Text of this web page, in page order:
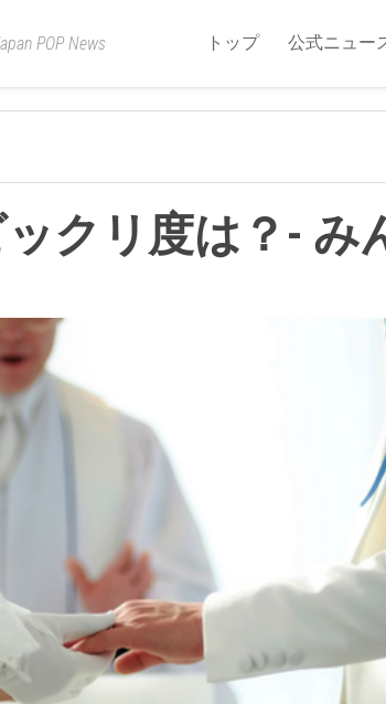
POP News トップ 公式ニュー
クリ度は？- み